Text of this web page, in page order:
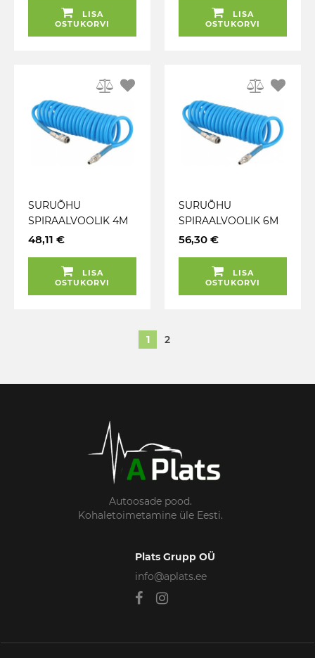
LISA
OSTUKORVI
(KIIRLIITETA) PCL
LISA
OSTUKORVI
SURUÕHU
SPIRAALVOOLIK 4M
8X12MM
TRIUMF
48,11 €
LISA
OSTUKORVI
SURUÕHU
SPIRAALVOOLIK 6M
8X12MM
TRIUMF
56,30 €
LISA
OSTUKORVI
1 2
Autoosade pood.
Kohaletoimetamine üle Eesti.
Plats Grupp OÜ
info@aplats.ee